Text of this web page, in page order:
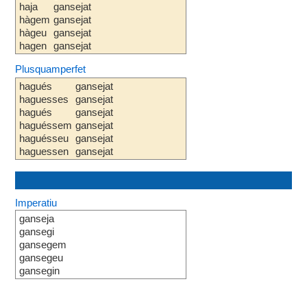
haja
hàgem
hàgeu
hagen
gansejat
gansejat
gansejat
gansejat
Plusquamperfet
hagués
haguesses
hagués
haguéssem
haguésseu
haguessen
gansejat
gansejat
gansejat
gansejat
gansejat
gansejat
Imperatiu
ganseja
gansegi
gansegem
gansegeu
gansegin